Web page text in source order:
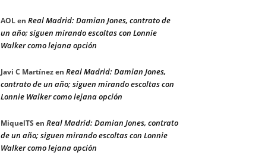
AOLen Real Madrid: Damian Jones, contrato de
un año; siguen mirando escoltas con Lonnie
Walker como lejana opción
Javi C Martínezen Real Madrid: Damian Jones,
contrato de un año; siguen mirando escoltas con
Lonnie Walker como lejana opción
MiquelTS en Real Madrid: Damian Jones, contrato
de un año; siguen mirando escoltas con Lonnie
Walker como lejana opción